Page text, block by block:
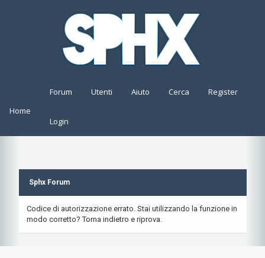
Home
Forum Utenti Aiuto Cerca Register
Login
Sphx Forum
Codice di autorizzazione errato. Stai utilizzando la funzione in
modo corretto? Torna indietro e riprova.